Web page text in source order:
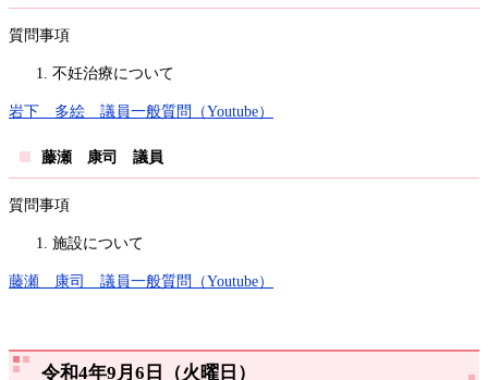
質問事項
不妊治療について
岩下 多絵 議員一般質問（Youtube）
藤瀬 康司 議員
質問事項
施設について
藤瀬 康司 議員一般質問（Youtube）
令和4年9月6日（火曜日）